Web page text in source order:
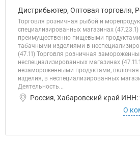
Дистрибьютер, Оптовая торговля,
Торговля розничная рыбой и
специализированных магазинах
преимущественно пищевыми
табачными изделиями в
(47.11) Торговля розничная
неспециализированных магазинах
незамороженными продуктами, включая
изделия, в неспециализированных
Деятельность...
Россия, Хабаровский край ИНН:
О